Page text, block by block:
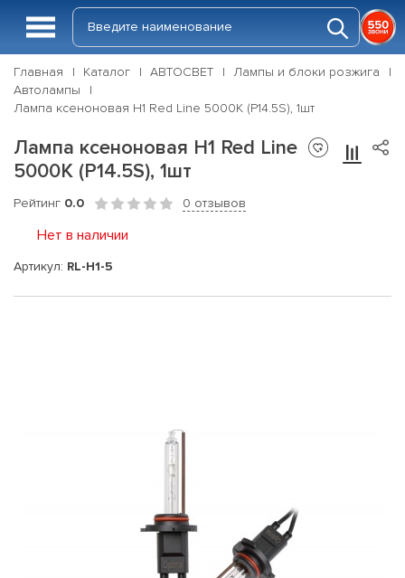
Главная Каталог АВТОСВЕТ
Лампы и блоки розжига
Автолампы
Лампа ксеноновая H1 Red Line 5000K (P14.5S), 1шт
Лампа ксеноновая H1 Red Line
5000K (P14.5S), 1шт
Рейтинг 0.0 0 отзывов
Нет в наличии
Артикул: RL-H1-5